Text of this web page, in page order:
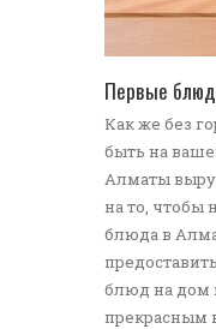
Первые
Как же без
быть на
Алматы
на то, чтобы
блюда в
блюд на дом
прекрасным